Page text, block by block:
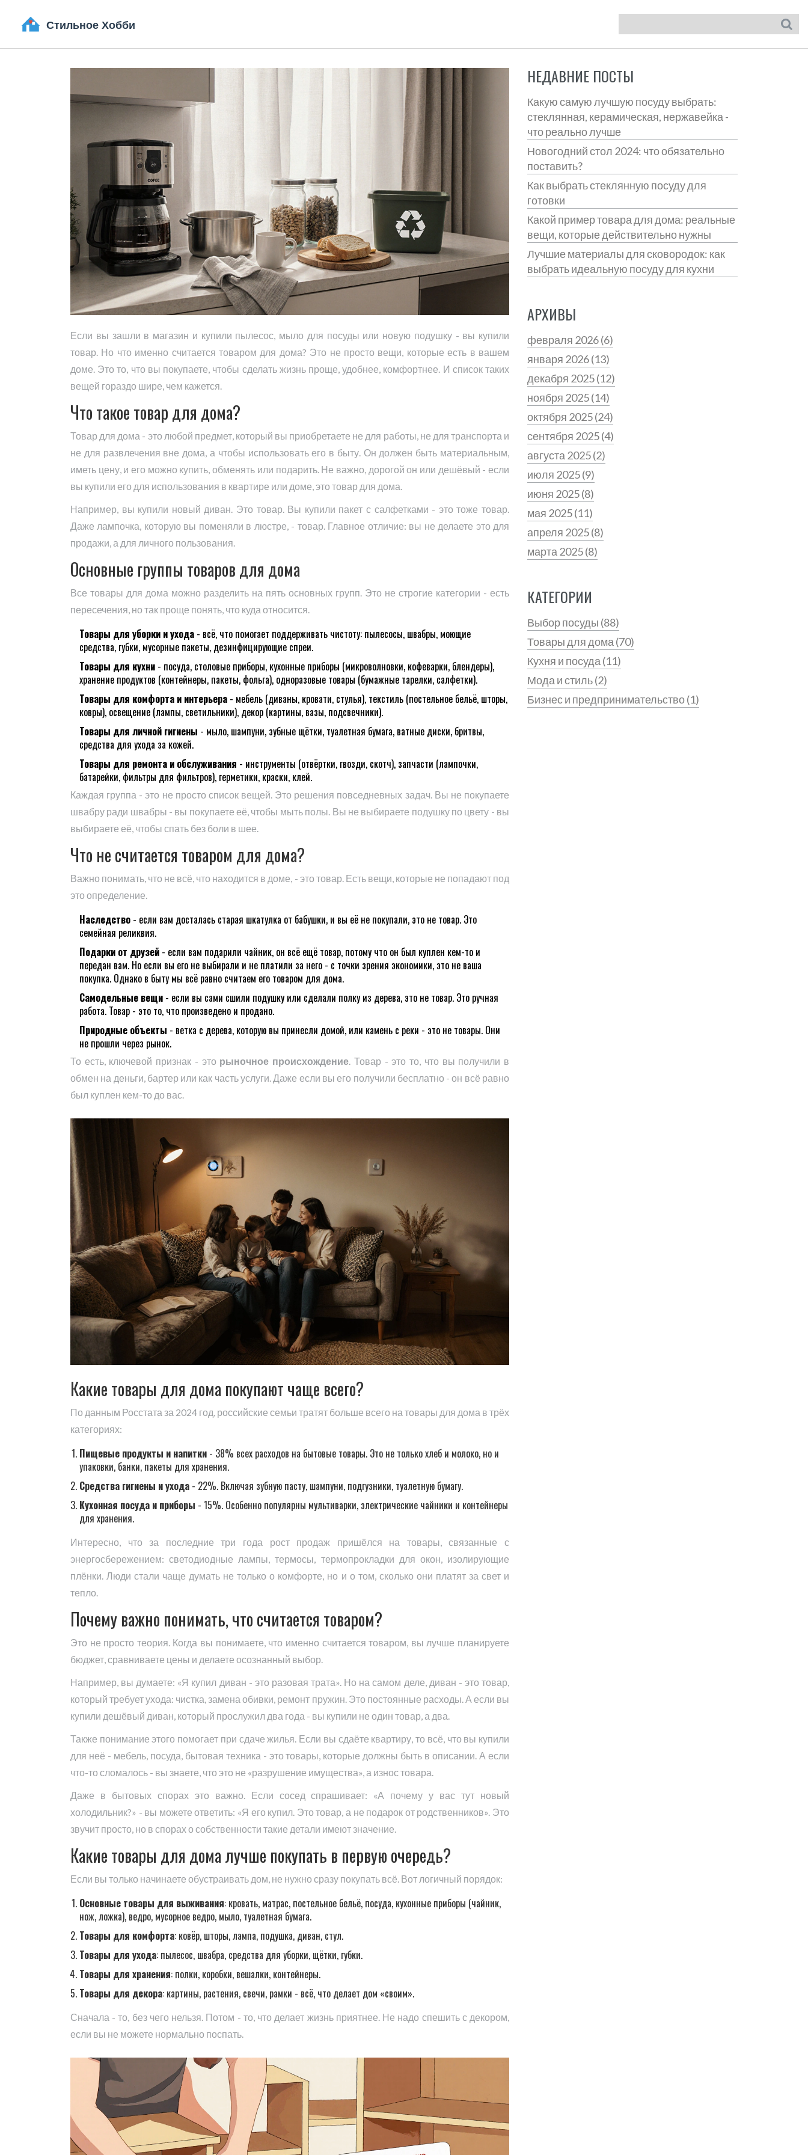
Если вы зашли в магазин и купили пылесос, мыло для посуды или новую подушку - вы купили
товар. Но что именно считается товаром для дома? Это не просто вещи, которые есть в вашем
доме. Это то, что вы покупаете, чтобы сделать жизнь проще, удобнее, комфортнее. И список таких
вещей гораздо шире, чем кажется.
Что такое товар для дома?
Товар для дома - это любой предмет, который вы приобретаете не для работы, не для транспорта и
не для развлечения вне дома, а чтобы использовать его в быту. Он должен быть материальным,
иметь цену, и его можно купить, обменять или подарить. Не важно, дорогой он или дешёвый - если
вы купили его для использования в квартире или доме, это товар для дома.
Например, вы купили новый диван. Это товар. Вы купили пакет с салфетками - это тоже товар.
Даже лампочка, которую вы поменяли в люстре, - товар. Главное отличие: вы не делаете это для
продажи, а для личного пользования.
Основные группы товаров для дома
Все товары для дома можно разделить на пять основных групп. Это не строгие категории - есть
пересечения, но так проще понять, что куда относится.
Товары для уборки и ухода - всё, что помогает поддерживать чистоту: пылесосы, швабры, моющие
средства, губки, мусорные пакеты, дезинфицирующие спреи.
Товары для кухни - посуда, столовые приборы, кухонные приборы (микроволновки, кофеварки, блендеры),
хранение продуктов (контейнеры, пакеты, фольга), одноразовые товары (бумажные тарелки, салфетки).
Товары для комфорта и интерьера - мебель (диваны, кровати, стулья), текстиль (постельное бельё, шторы,
ковры), освещение (лампы, светильники), декор (картины, вазы, подсвечники).
Товары для личной гигиены - мыло, шампуни, зубные щётки, туалетная бумага, ватные диски, бритвы,
средства для ухода за кожей.
Товары для ремонта и обслуживания - инструменты (отвёртки, гвозди, скотч), запчасти (лампочки,
батарейки, фильтры для фильтров), герметики, краски, клей.
Каждая группа - это не просто список вещей. Это решения повседневных задач. Вы не покупаете
швабру ради швабры - вы покупаете её, чтобы мыть полы. Вы не выбираете подушку по цвету - вы
выбираете её, чтобы спать без боли в шее.
Что не считается товаром для дома?
Важно понимать, что не всё, что находится в доме, - это товар. Есть вещи, которые не попадают под
это определение.
Наследство - если вам досталась старая шкатулка от бабушки, и вы её не покупали, это не товар. Это
семейная реликвия.
Подарки от друзей - если вам подарили чайник, он всё ещё товар, потому что он был куплен кем-то и
передан вам. Но если вы его не выбирали и не платили за него - с точки зрения экономики, это не ваша
покупка. Однако в быту мы всё равно считаем его товаром для дома.
Самодельные вещи - если вы сами сшили подушку или сделали полку из дерева, это не товар. Это ручная
работа. Товар - это то, что произведено и продано.
Природные объекты - ветка с дерева, которую вы принесли домой, или камень с реки - это не товары. Они
не прошли через рынок.
То есть, ключевой признак - это рыночное происхождение . Товар - это то, что вы получили в
обмен на деньги, бартер или как часть услуги. Даже если вы его получили бесплатно - он всё равно
был куплен кем-то до вас.
Какие товары для дома покупают чаще всего?
По данным Росстата за 2024 год, российские семьи тратят больше всего на товары для дома в трёх
категориях:
Пищевые продукты и напитки - 38% всех расходов на бытовые товары. Это не только хлеб и молоко, но и
упаковки, банки, пакеты для хранения.
Средства гигиены и ухода - 22%. Включая зубную пасту, шампуни, подгузники, туалетную бумагу.
Кухонная посуда и приборы - 15%. Особенно популярны мультиварки, электрические чайники и контейнеры
для хранения.
Интересно, что за последние три года рост продаж пришёлся на товары, связанные с
энергосбережением: светодиодные лампы, термосы, термопрокладки для окон, изолирующие
плёнки. Люди стали чаще думать не только о комфорте, но и о том, сколько они платят за свет и
тепло.
Почему важно понимать, что считается товаром?
Это не просто теория. Когда вы понимаете, что именно считается товаром, вы лучше планируете
бюджет, сравниваете цены и делаете осознанный выбор.
Например, вы думаете: «Я купил диван - это разовая трата». Но на самом деле, диван - это товар,
который требует ухода: чистка, замена обивки, ремонт пружин. Это постоянные расходы. А если вы
купили дешёвый диван, который прослужил два года - вы купили не один товар, а два.
Также понимание этого помогает при сдаче жилья. Если вы сдаёте квартиру, то всё, что вы купили
для неё - мебель, посуда, бытовая техника - это товары, которые должны быть в описании. А если
что-то сломалось - вы знаете, что это не «разрушение имущества», а износ товара.
Даже в бытовых спорах это важно. Если сосед спрашивает: «А почему у вас тут новый
холодильник?» - вы можете ответить: «Я его купил. Это товар, а не подарок от родственников». Это
звучит просто, но в спорах о собственности такие детали имеют значение.
Какие товары для дома лучше покупать в первую очередь?
Если вы только начинаете обустраивать дом, не нужно сразу покупать всё. Вот логичный порядок:
Основные товары для выживания: кровать, матрас, постельное бельё, посуда, кухонные приборы (чайник,
нож, ложка), ведро, мусорное ведро, мыло, туалетная бумага.
Товары для комфорта: ковёр, шторы, лампа, подушка, диван, стул.
Товары для ухода: пылесос, швабра, средства для уборки, щётки, губки.
Товары для хранения: полки, коробки, вешалки, контейнеры.
Товары для декора: картины, растения, свечи, рамки - всё, что делает дом «своим».
Сначала - то, без чего нельзя. Потом - то, что делает жизнь приятнее. Не надо спешить с декором,
если вы не можете нормально поспать.
НЕДАВНИЕ ПОСТЫ
Какую самую лучшую посуду выбрать:
стеклянная, керамическая, нержавейка -
что реально лучше
Новогодний стол 2024: что обязательно
поставить?
Как выбрать стеклянную посуду для
готовки
Какой пример товара для дома: реальные
вещи, которые действительно нужны
Лучшие материалы для сковородок: как
выбрать идеальную посуду для кухни
АРХИВЫ
февраля 2026(6)
января 2026(13)
декабря 2025(12)
ноября 2025(14)
октября 2025(24)
сентября 2025(4)
августа 2025(2)
июля 2025(9)
июня 2025(8)
мая 2025(11)
апреля 2025(8)
марта 2025(8)
КАТЕГОРИИ
Выбор посуды (88)
Товары для дома (70)
Кухня и посуда (11)
Мода и стиль(2)
Бизнес и предпринимательство(1)